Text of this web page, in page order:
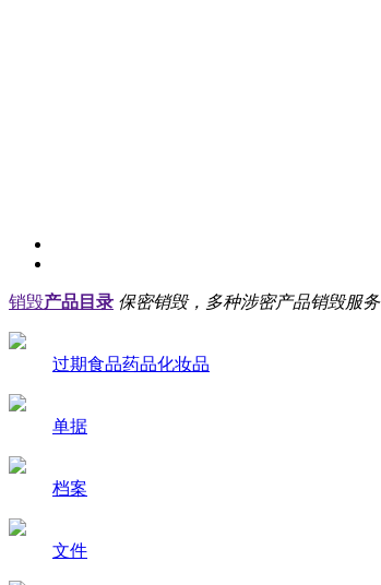
销毁产品目录 保密销毁，多种涉密产品销毁服务
过期食品药品化妆品
单据
档案
文件